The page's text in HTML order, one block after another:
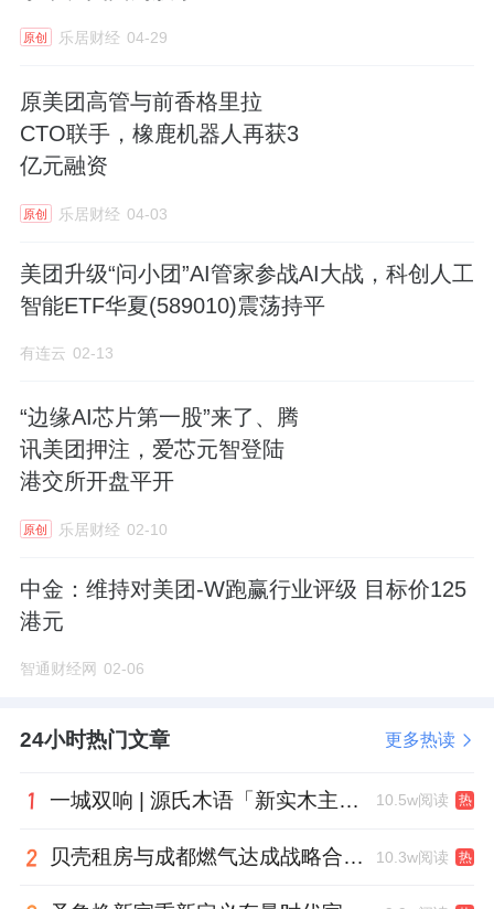
原创 乐居财经 04-29
原美团高管与前香格里拉
CTO联手，橡鹿机器人再获3
亿元融资
原创 乐居财经 04-03
美团升级“问小团”AI管家参战AI大战，科创人工
智能ETF华夏(589010)震荡持平
有连云 02-13
“边缘AI芯片第一股”来了、腾
讯美团押注，爱芯元智登陆
港交所开盘平开
原创 乐居财经 02-10
中金：维持对美团-W跑赢行业评级 目标价125
港元
智通财经网 02-06
24小时热门文章 更多热读
一城双响 | 源氏木语「新实木主义——黑标生活提案」发布会落地天津，黑标旗舰店盛大启幕 10.5w阅读 热
贝壳租房与成都燃气达成战略合作 打通安全巡检“最后一米” 10.3w阅读 热